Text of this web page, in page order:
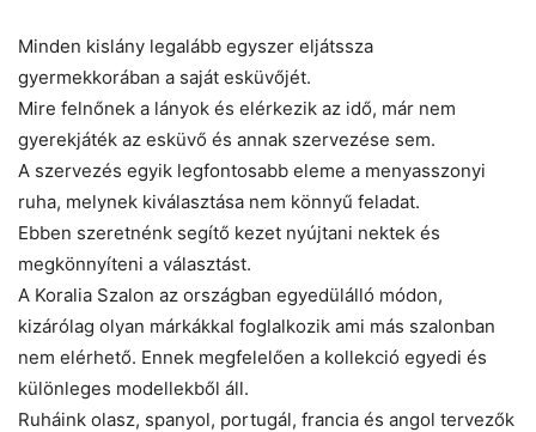
Minden kislány legalább egyszer eljátssza
gyermekkorában a saját esküvőjét.
Mire felnőnek a lányok és elérkezik az idő, már nem
gyerekjáték az esküvő és annak szervezése sem.
A szervezés egyik legfontosabb eleme a menyasszonyi
ruha, melynek kiválasztása nem könnyű feladat.
Ebben szeretnénk segítő kezet nyújtani nektek és
megkönnyíteni a választást.
A Koralia Szalon az országban egyedülálló módon,
kizárólag olyan márkákkal foglalkozik ami más szalonban
nem elérhető. Ennek megfelelően a kollekció egyedi és
különleges modellekből áll.
Ruháink olasz, spanyol, portugál, francia és angol tervezők